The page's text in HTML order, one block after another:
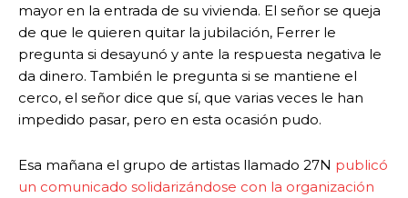
mayor en la entrada de su vivienda. El señor se queja
de que le quieren quitar la jubilación, Ferrer le
pregunta si desayunó y ante la respuesta negativa le
da dinero. También le pregunta si se mantiene el
cerco, el señor dice que sí, que varias veces le han
impedido pasar, pero en esta ocasión pudo.
Esa mañana el grupo de artistas llamado 27N publicó
un comunicado solidarizándose con la organización